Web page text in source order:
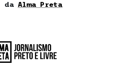
da Alma Preta